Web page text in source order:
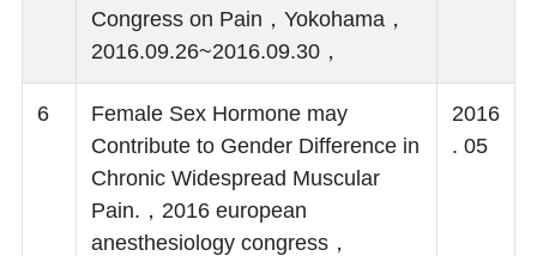
Congress on Pain，Yokohama，
2016.09.26~2016.09.30，
6
Female Sex Hormone may
Contribute to Gender Difference in
Chronic Widespread Muscular
Pain.，2016 european
anesthesiology congress，
2016
. 05